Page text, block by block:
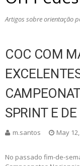
Artigos sobre orientação
COC COM
SPRINT E
m.santos May
No passado fim-de-